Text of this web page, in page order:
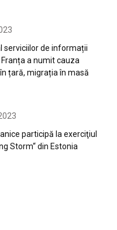
serviciilor de informații
a numit cauza
țară, migrația în masă
participă la exerciţiul
Storm“ din Estonia